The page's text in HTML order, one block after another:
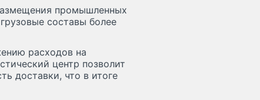
промышленных
составы более
расходов на
центр позволит
доставки, что в итоге